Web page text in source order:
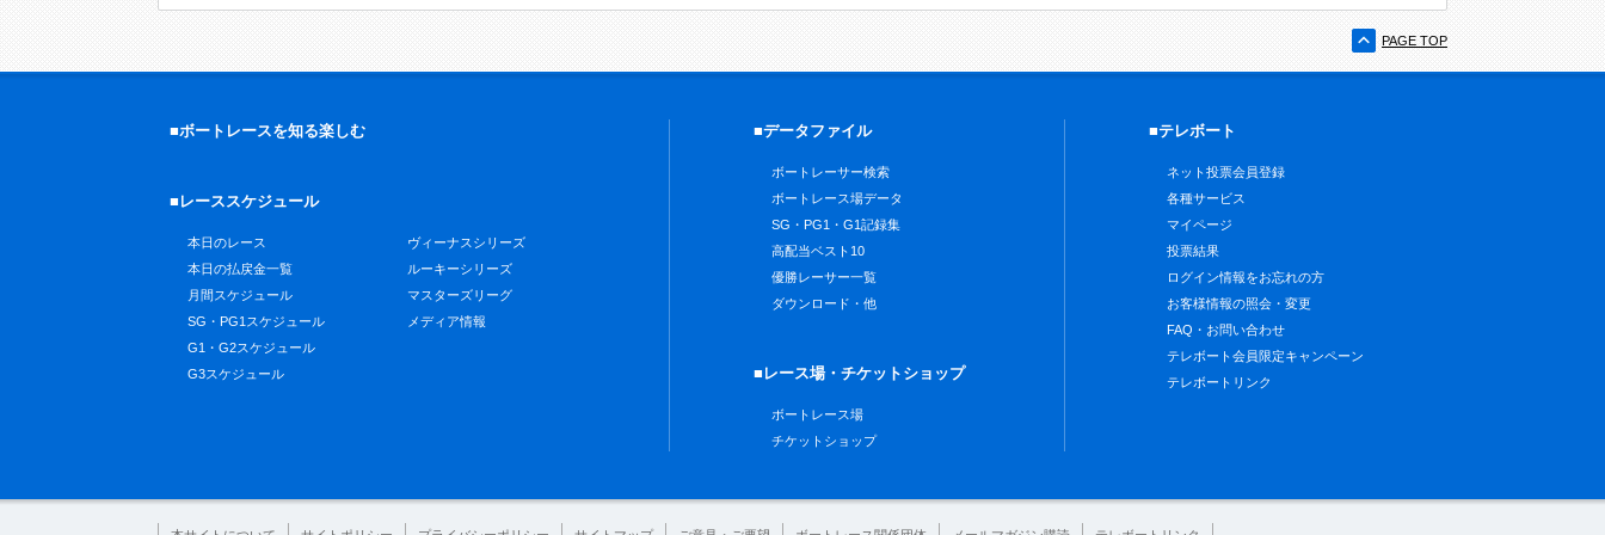
PAGE TOP
■ボートレースを知る楽しむ
■レーススケジュール
本日のレース
本日の払戻金一覧
月間スケジュール
SG・PG1スケジュール
G1・G2スケジュール
G3スケジュール
ヴィーナスシリーズ
ルーキーシリーズ
マスターズリーグ
メディア情報
■データファイル
ボートレーサー検索
ボートレース場データ
SG・PG1・G1記録集
高配当ベスト10
優勝レーサー一覧
ダウンロード・他
■レース場・チケットショップ
ボートレース場
チケットショップ
■テレボート
ネット投票会員登録
各種サービス
マイページ
投票結果
ログイン情報をお忘れの方
お客様情報の照会・変更
FAQ・お問い合わせ
テレボート会員限定キャンペーン
テレボートリンク